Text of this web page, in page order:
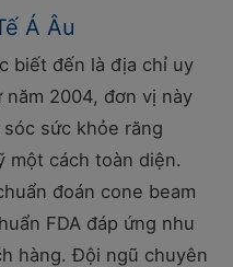
Á Âu
biết đến là địa chỉ uy
năm 2004, đơn vị này
sức khỏe răng
một cách toàn diện.
đoán cone beam
FDA đáp ứng nhu
hàng. Đội ngũ chuyên